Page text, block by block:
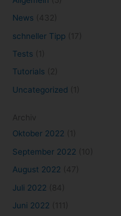
News
schneller Tipp
Tests
Tutorials
Uncategorized
Oktober 2022
September 2022
August 2022
Juli 2022
Juni 2022